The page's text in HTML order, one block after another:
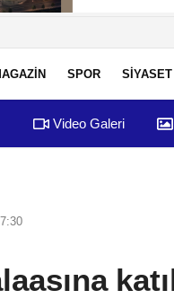
SPOR SİYASET
Video Galeri